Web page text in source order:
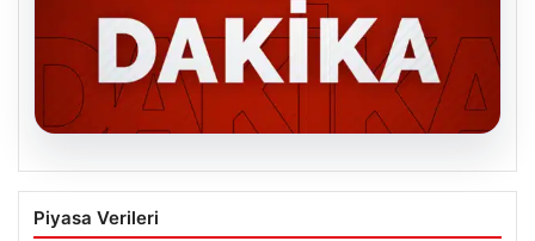
MGK’den 8 maddelik kritik bildiri: Dikkat
çeken ‘Terörsüz Bölge’ vurgusu
Piyasa Verileri